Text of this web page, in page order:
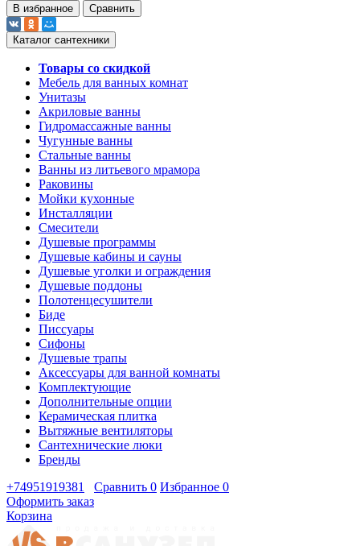
В избранное Сравнить
Каталог сантехники
Товары со скидкой
Мебель для ванных комнат
Унитазы
Акриловые ванны
Гидромассажные ванны
Чугунные ванны
Стальные ванны
Ванны из литьевого мрамора
Раковины
Мойки кухонные
Инсталляции
Смесители
Душевые программы
Душевые кабины и сауны
Душевые уголки и ограждения
Душевые поддоны
Полотенцесушители
Биде
Писсуары
Сифоны
Душевые трапы
Аксессуары для ванной комнаты
Комплектующие
Дополнительные опции
Керамическая плитка
Вытяжные вентиляторы
Сантехнические люки
Бренды
+74951919381
Сравнить 0 Избранное 0
Оформить заказ
Корзина